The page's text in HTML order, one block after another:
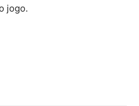
jogo.